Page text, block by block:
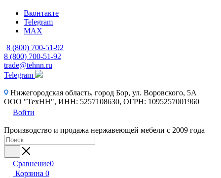
Вконтакте
Telegram
MAX
8 (800) 700-51-92
8 (800) 700-51-92
trade@tehnn.ru
Telegram
Нижегородская область, город Бор, ул. Воровского, 5А
ООО "ТехНН", ИНН: 5257108630, ОГРН: 1095257001960
Войти
Производство и продажа нержавеющей мебели с 2009 года
Сравнение0
Корзина 0